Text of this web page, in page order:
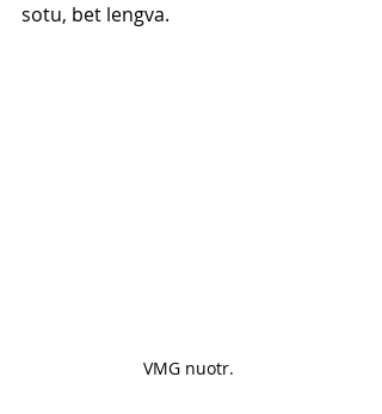
sotu, bet lengva.
VMG nuotr.